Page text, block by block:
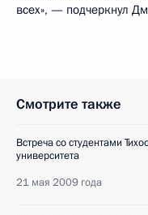
всех», — подчеркнул
Смотрите также
Встреча со студентами
университета
21 мая 2009 года